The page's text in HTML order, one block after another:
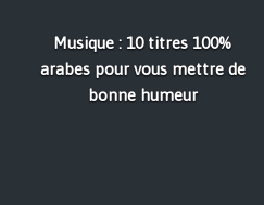
Musique : 10 titres 100%
arabes pour vous mettre de
bonne humeur